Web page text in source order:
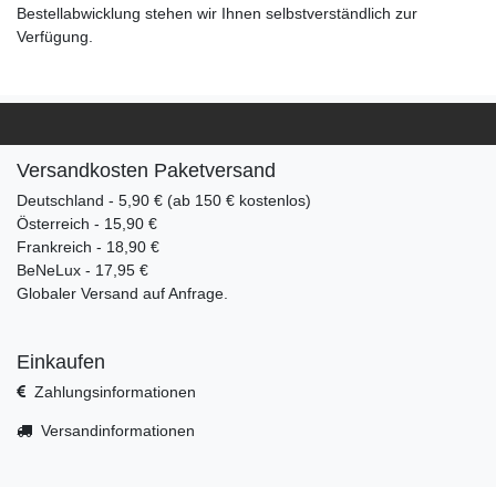
Bestellabwicklung stehen wir Ihnen selbstverständlich zur
Verfügung.
Versandkosten Paketversand
Deutschland - 5,90 € (ab 150 € kostenlos)
Österreich - 15,90 €
Frankreich - 18,90 €
BeNeLux - 17,95 €
Globaler Versand auf Anfrage.
Einkaufen
Zahlungsinformationen
Versandinformationen